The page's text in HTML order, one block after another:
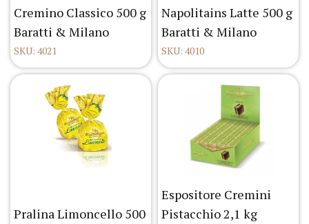
Cremino Classico 500 g
Baratti & Milano
SKU: 4021
Napolitains Latte 500 g
Baratti & Milano
SKU: 4010
Pralina Limoncello 500
Espositore Cremini
Pistacchio 2,1 kg